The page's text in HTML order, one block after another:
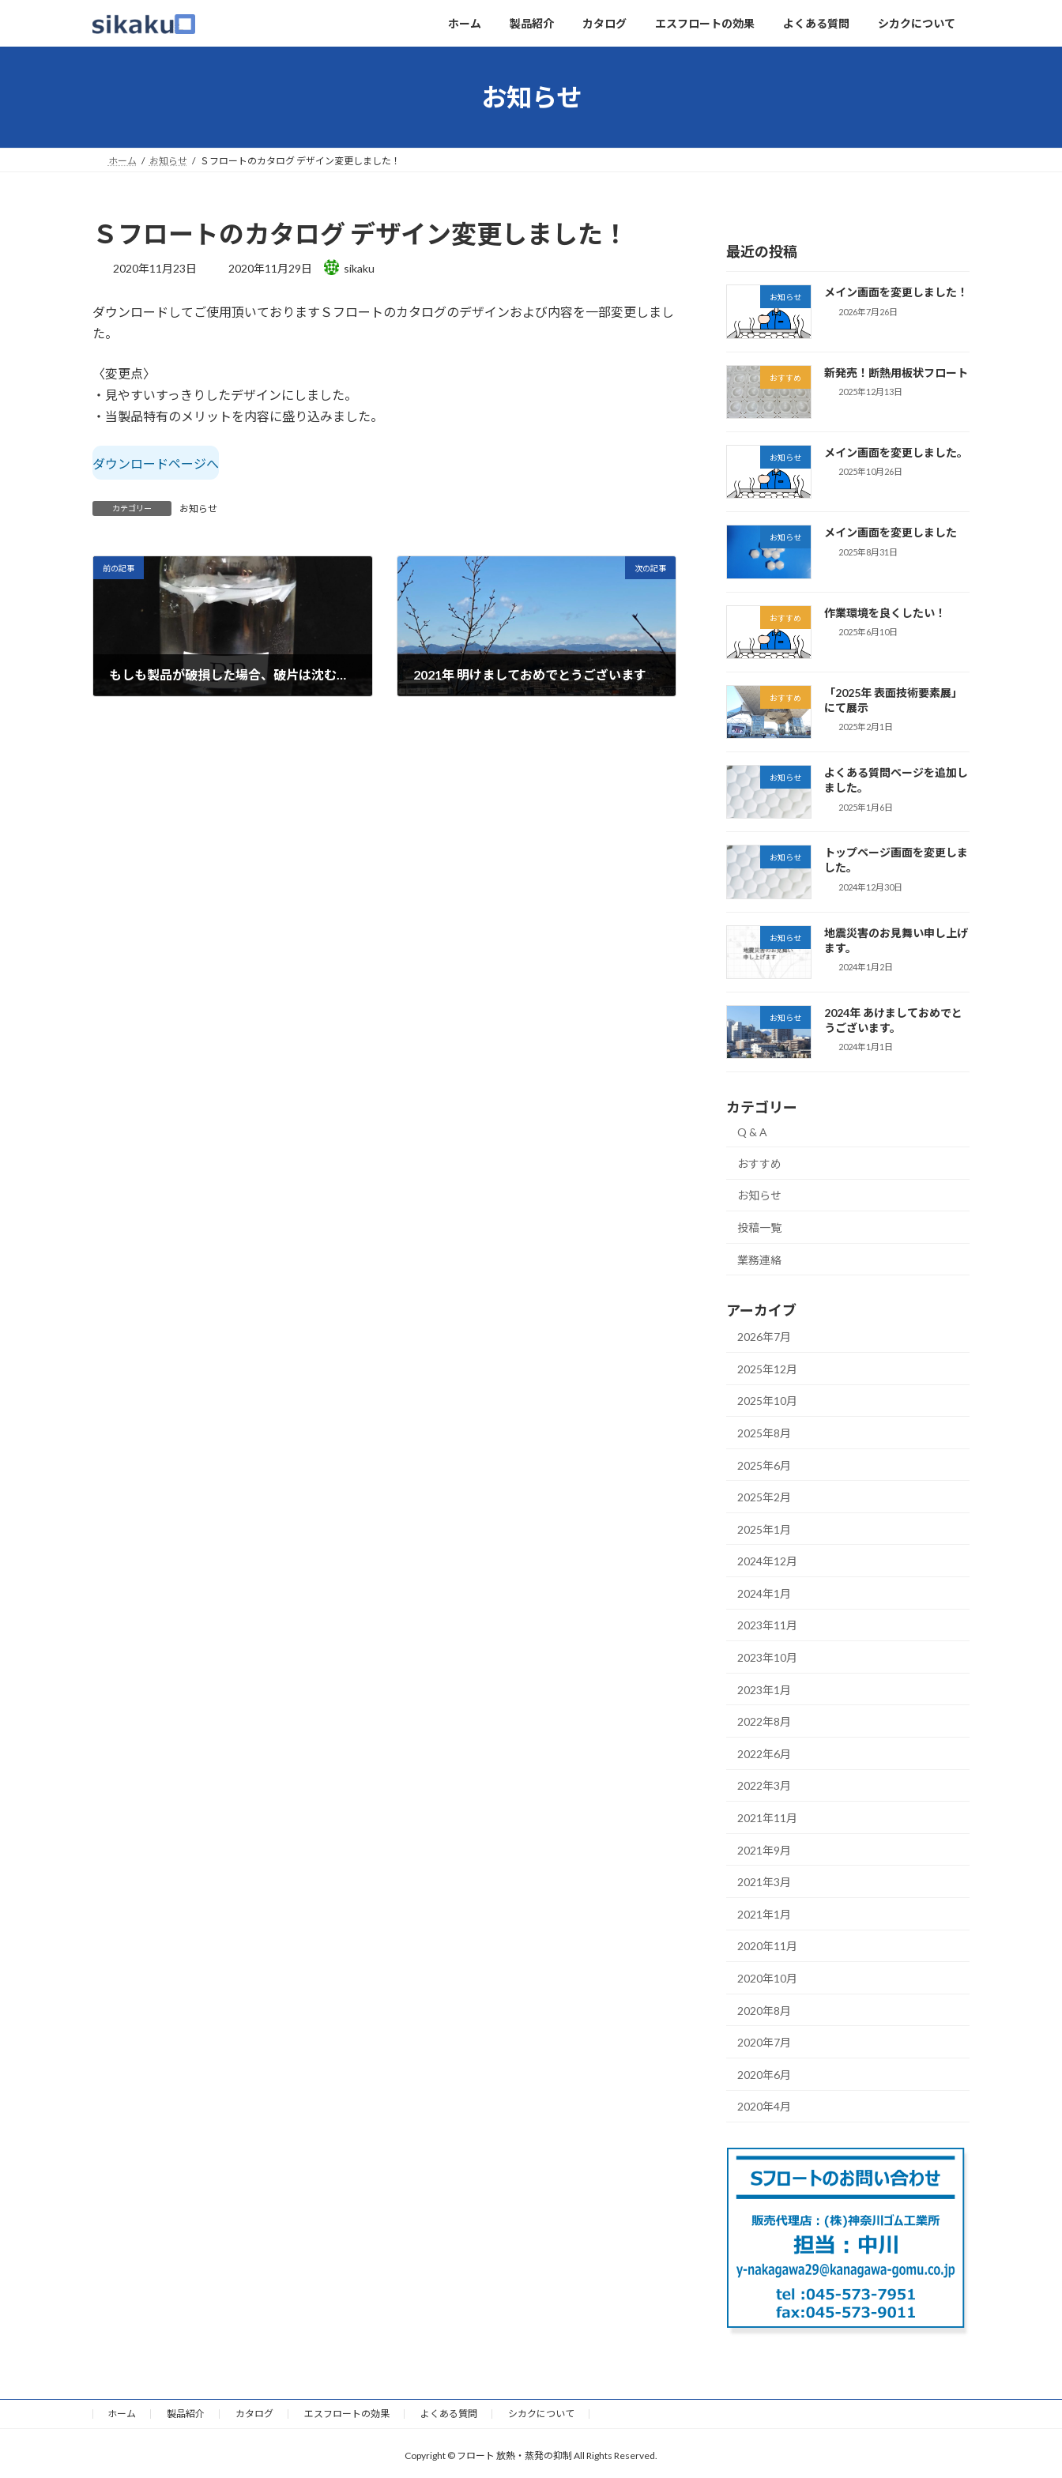
テ
ゲ
ホーム 製品紹介 カタログ エスフロートの効果 よくある質問 シカクについて
お知らせ
ホーム お知らせ Ｓフロートのカタログ デザイン変更しました！
Ｓフロートのカタログ デザイン変更しました！
2020年11月23日
最
新
2020年11月29日 sikaku
ダウンロードしてご使用頂いておりますＳフロートのカタログのデザインおよび内容を一部変更しまし
た。
〈変更点〉
・見やすいすっきりしたデザインにしました。
・当製品特有のメリットを内容に盛り込みました。
ダウンロードページへ
カテゴリー お知らせ
前の記事
もしも製品が破損した場合、破片は沈むのか？
次の記事
2021年 明けましておめでとうございます
最近の投稿
お知らせ メイン画面を変更しました！
2026年7月26日
おすすめ 新発売！断熱用板状フロート
2025年12月13日
お知らせ メイン画面を変更しました。
2025年10月26日
お知らせ メイン画面を変更しました
2025年8月31日
おすすめ 作業環境を良くしたい！
2025年6月10日
おすすめ
「2025年 表面技術要素展」
にて展示
2025年2月1日
お知らせ
よくある質問ページを追加し
ました。
2025年1月6日
お知らせ
トップページ画面を変更しま
した。
2024年12月30日
お知らせ
地震災害のお見舞い申し上げ
ます。
2024年1月2日
お知らせ
2024年 あけましておめでと
うございます。
2024年1月1日
カテゴリー
Q & A
おすすめ
お知らせ
投稿一覧
業務連絡
アーカイブ
2026年7月
2025年12月
2025年10月
2025年8月
2025年6月
2025年2月
2025年1月
2024年12月
2024年1月
2023年11月
2023年10月
2023年1月
2022年8月
2022年6月
2022年3月
2021年11月
2021年9月
2021年3月
2021年1月
2020年11月
2020年10月
2020年8月
2020年7月
2020年6月
2020年4月
ホーム 製品紹介 カタログ エスフロートの効果 よくある質問 シカクについて
Copyright © フロート 放熱・蒸発の抑制 All Rights Reserved.